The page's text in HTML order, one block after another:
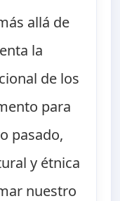
allá de
la
de los
para
pasado,
y étnica
nuestro